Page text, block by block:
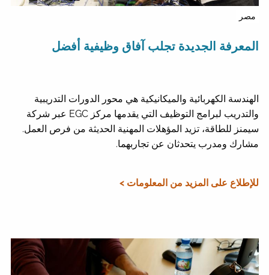
مصر
المعرفة الجديدة تجلب آفاق وظيفية أفضل
الهندسة الكهربائية والميكانيكية هي محور الدورات التدريبية
والتدريب لبرامج التوظيف التي يقدمها مركز EGC عبر شركة
سيمنز للطاقة، تزيد المؤهلات المهنية الحديثة من فرص العمل.
مشارك ومدرب يتحدثان عن تجاربهما.
للإطلاع على المزيد من المعلومات >